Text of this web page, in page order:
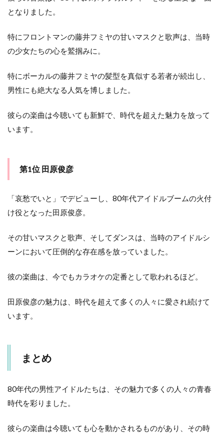
となりました。
特にフロントマンの藤井フミヤの甘いマスクと歌声は、当時
の少女たちの心を鷲掴みに。
特にボーカルの藤井フミヤの髪型を真似する若者が続出し、
男性にも絶大なる人気を博しました。
彼らの楽曲は今聴いても新鮮で、時代を超えた魅力を放って
います。
第1位 田原俊彦
「哀愁でいと」でデビューし、80年代アイドルブームの火付
け役となった田原俊彦。
その甘いマスクと歌声、そしてダンスは、当時のアイドルシ
ーンにおいて圧倒的な存在感を放っていました。
彼の楽曲は、今でもカラオケの定番として歌われるほど。
田原俊彦の魅力は、時代を超えて多くの人々に愛され続けて
います。
まとめ
80年代の男性アイドルたちは、その魅力で多くの人々の青春
時代を彩りました。
彼らの楽曲は今聴いても心を動かされるものがあり、その時